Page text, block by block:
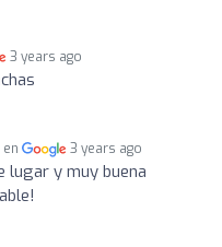
3 years ago
en 3 years ago
lugar y muy buena